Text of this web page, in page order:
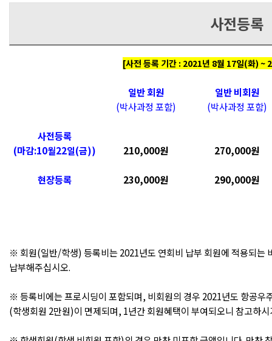
사전등록
[사전 등록 기간 : 2021년 8월 17일(화) ~
일반 회원
(박사과정 포함)
일반 비회원
(박사과정 포함)
사전등록
(마감:10월22일(금)) 210,000원 270,000원
현장등록 230,000원 290,000원
※ 회원(일반/학생) 등록비는 2021년도 연회비 납부 회원에 적용되는
납부해주십시오.
※ 등록비에는 프로시딩이 포함되며, 비회원의 경우 2021년도 항공우
(학생회원 2만원)이 면제되며, 1년간 회원혜택이 부여되오니 참고하